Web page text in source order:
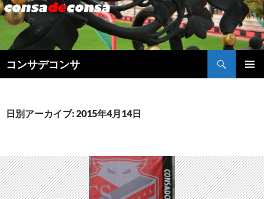
コンサデコンサ
索
ン
キ
ッ
プ
日別アーカイブ: 2015年4月14日